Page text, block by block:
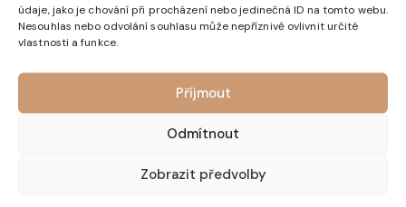
údaje, jako je chování při procházení nebo jedinečná ID na tomto webu.
Nesouhlas nebo odvolání souhlasu může nepříznivě ovlivnit určité
vlastnosti a funkce.
Příjmout
Odmítnout
Zobrazit předvolby
toho cukry: 4 g, Bílkoviny: 13 g, Sůl: 2 g.
Související produkty